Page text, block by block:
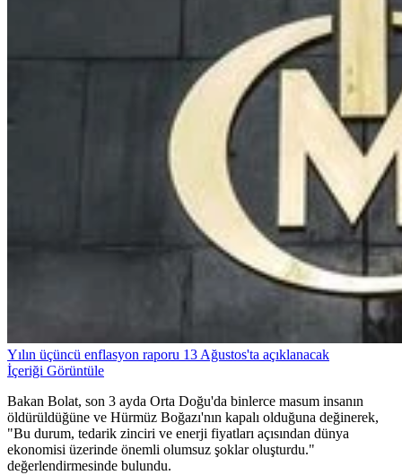
Yılın üçüncü enflasyon raporu 13 Ağustos'ta açıklanacak
İçeriği Görüntüle
Bakan Bolat, son 3 ayda Orta Doğu'da binlerce masum insanın
öldürüldüğüne ve Hürmüz Boğazı'nın kapalı olduğuna değinerek,
"Bu durum, tedarik zinciri ve enerji fiyatları açısından dünya
ekonomisi üzerinde önemli olumsuz şoklar oluşturdu."
değerlendirmesinde bulundu.